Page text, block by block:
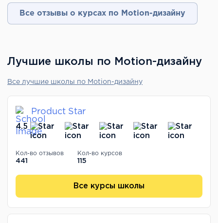
Все отзывы о курсах по Motion-дизайну
Лучшие школы по Motion-дизайну
Все лучшие школы по Motion-дизайну
Product Star
4.5
Кол-во отзывов
441
Кол-во курсов
115
Все курсы школы